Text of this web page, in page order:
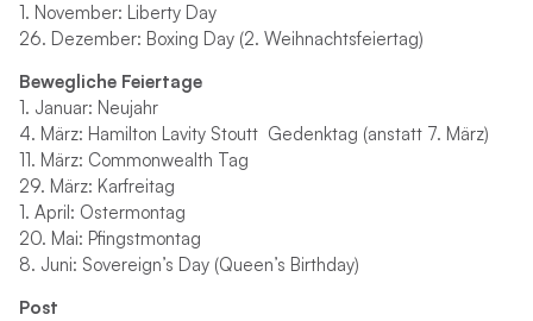
1. November: Liberty Day
26. Dezember: Boxing Day (2. Weihnachtsfeiertag)
Bewegliche Feiertage
1. Januar: Neujahr
4. März: Hamilton Lavity Stoutt Gedenktag (anstatt 7. März)
11. März: Commonwealth Tag
29. März: Karfreitag
1. April: Ostermontag
20. Mai: Pfingstmontag
8. Juni: Sovereign’s Day (Queen’s Birthday)
Post